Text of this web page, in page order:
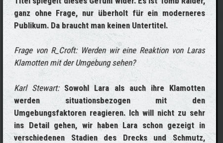
ganz ohne Frage, nur überholt für ein moderneres
Publikum. Da braucht man keinen Untertitel.
Frage von R_Croft: Werden wir eine Reaktion von Laras
Klamotten mit der Umgebung sehen?
Karl Stewart: Sowohl Lara als auch ihre Klamotten
werden situationsbezogen mit den
Umgebungsfaktoren reagieren. Ich will nicht zu sehr
ins Detail gehen, wir haben Lara schon gezeigt in
verschiedenen Stadien des Drecks und Schmutz,